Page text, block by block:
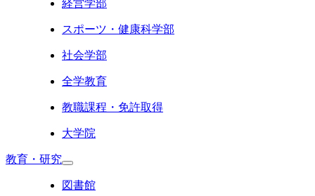
経営学部
スポーツ・健康科学部
社会学部
全学教育
教職課程・免許取得
大学院
教育・研究
図書館